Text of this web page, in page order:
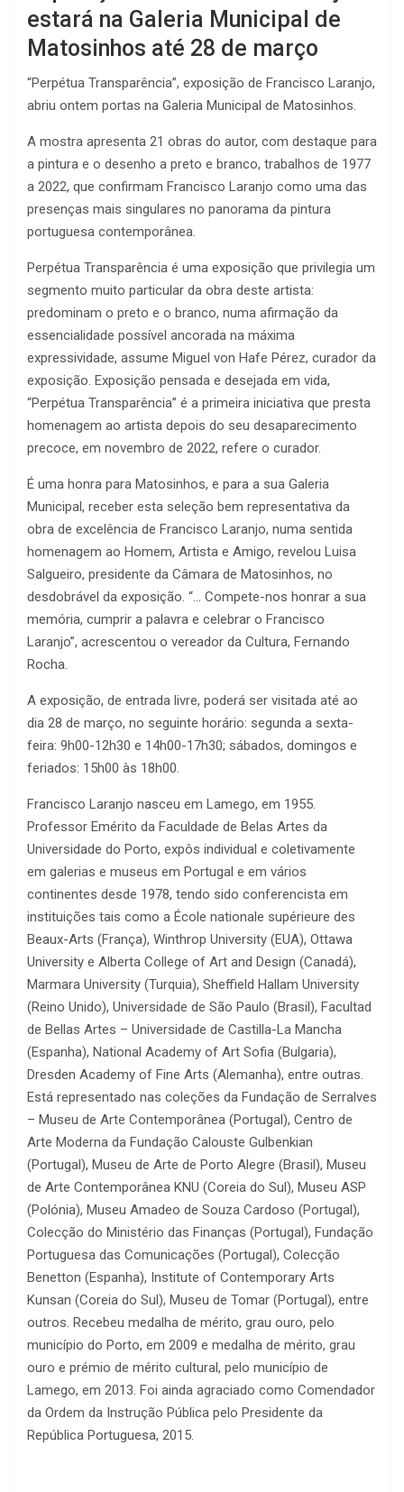
estará na Galeria Municipal de
Matosinhos até 28 de março
“Perpétua Transparência”, exposição de Francisco Laranjo,
abriu ontem portas na Galeria Municipal de Matosinhos.
A mostra apresenta 21 obras do autor, com destaque para
a pintura e o desenho a preto e branco, trabalhos de 1977
a 2022, que confirmam Francisco Laranjo como uma das
presenças mais singulares no panorama da pintura
portuguesa contemporânea.
Perpétua Transparência é uma exposição que privilegia um
segmento muito particular da obra deste artista:
predominam o preto e o branco, numa afirmação da
essencialidade possível ancorada na máxima
expressividade, assume Miguel von Hafe Pérez, curador da
exposição. Exposição pensada e desejada em vida,
“Perpétua Transparência” é a primeira iniciativa que presta
homenagem ao artista depois do seu desaparecimento
precoce, em novembro de 2022, refere o curador.
É uma honra para Matosinhos, e para a sua Galeria
Municipal, receber esta seleção bem representativa da
obra de excelência de Francisco Laranjo, numa sentida
homenagem ao Homem, Artista e Amigo, revelou Luisa
Salgueiro, presidente da Câmara de Matosinhos, no
desdobrável da exposição. “… Compete-nos honrar a sua
memória, cumprir a palavra e celebrar o Francisco
Laranjo”, acrescentou o vereador da Cultura, Fernando
Rocha.
A exposição, de entrada livre, poderá ser visitada até ao
dia 28 de março, no seguinte horário: segunda a sexta-
feira: 9h00-12h30 e 14h00-17h30; sábados, domingos e
feriados: 15h00 às 18h00.
Francisco Laranjo nasceu em Lamego, em 1955.
Professor Emérito da Faculdade de Belas Artes da
Universidade do Porto, expôs individual e coletivamente
em galerias e museus em Portugal e em vários
continentes desde 1978, tendo sido conferencista em
instituições tais como a École nationale supérieure des
Beaux-Arts (França), Winthrop University (EUA), Ottawa
University e Alberta College of Art and Design (Canadá),
Marmara University (Turquia), Sheffield Hallam University
(Reino Unido), Universidade de São Paulo (Brasil), Facultad
de Bellas Artes – Universidade de Castilla-La Mancha
(Espanha), National Academy of Art Sofia (Bulgaria),
Dresden Academy of Fine Arts (Alemanha), entre outras.
Está representado nas coleções da Fundação de Serralves
– Museu de Arte Contemporânea (Portugal), Centro de
Arte Moderna da Fundação Calouste Gulbenkian
(Portugal), Museu de Arte de Porto Alegre (Brasil), Museu
de Arte Contemporânea KNU (Coreia do Sul), Museu ASP
(Polónia), Museu Amadeo de Souza Cardoso (Portugal),
Colecção do Ministério das Finanças (Portugal), Fundação
Portuguesa das Comunicações (Portugal), Colecção
Benetton (Espanha), Institute of Contemporary Arts
Kunsan (Coreia do Sul), Museu de Tomar (Portugal), entre
outros. Recebeu medalha de mérito, grau ouro, pelo
município do Porto, em 2009 e medalha de mérito, grau
ouro e prémio de mérito cultural, pelo município de
Lamego, em 2013. Foi ainda agraciado como Comendador
da Ordem da Instrução Pública pelo Presidente da
República Portuguesa, 2015.